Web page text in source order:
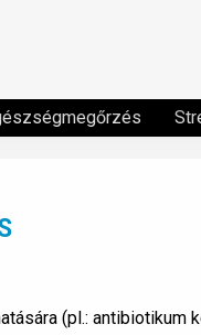
(pl.: antibiotikum